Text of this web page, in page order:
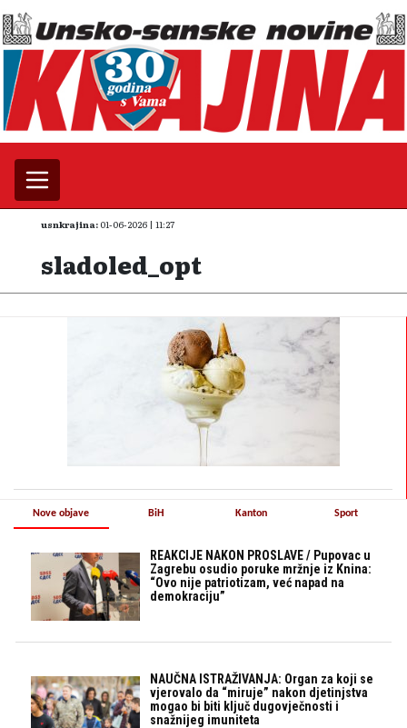
usnkrajina: 01-06-2026 | 11:27
sladoled_opt
Nove objave
REAKCIJE NAKON PROSLAVE / Pupovac u
Zagrebu osudio poruke mržnje iz Knina:
“Ovo nije patriotizam, već napad na
demokraciju”
NAUČNA ISTRAŽIVANJA: Organ za koji se
vjerovalo da “miruje” nakon djetinjstva
mogao bi biti ključ dugovječnosti i
snažnijeg imuniteta
BiH Kanton Sport